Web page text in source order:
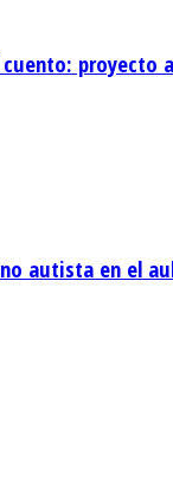
autista en el